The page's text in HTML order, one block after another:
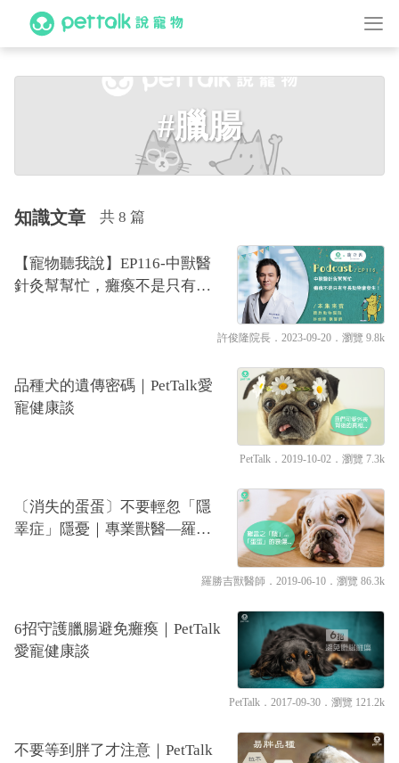
#臘腸
知識文章 共 8 篇
【寵物聽我說】EP116-中獸醫
針灸幫幫忙，癱瘓不是只有年
許俊隆院長 ．2023-09-20． 瀏覽 9.8k
品種犬的遺傳密碼｜PetTalk愛
寵健康談
PetTalk ．2019-10-02． 瀏覽 7.3k
〔消失的蛋蛋〕不要輕忽「隱
睪症」隱憂｜專業獸醫—羅勝
羅勝吉獸醫師 ．2019-06-10． 瀏覽 86.3k
6招守護臘腸避免癱瘓｜PetTalk
愛寵健康談
PetTalk ．2017-09-30． 瀏覽 121.2k
不要等到胖了才注意｜PetTalk